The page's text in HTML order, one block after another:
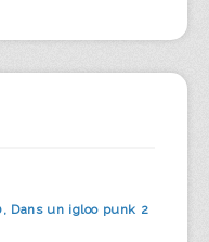
Dans un igloo punk 2